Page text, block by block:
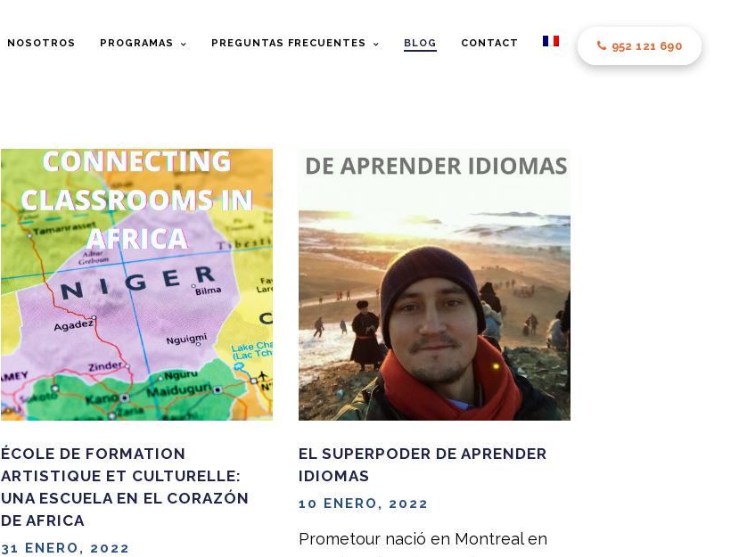
952 121 690
NOSOTROS PROGRAMAS PREGUNTAS FRECUENTES BLOG CONTACT
ÉCOLE DE FORMATION
ARTISTIQUE ET CULTURELLE:
UNA ESCUELA EN EL CORAZÓN
DE AFRICA
31 ENERO, 2022
EL SUPERPODER DE APRENDER
IDIOMAS
10 ENERO, 2022
Prometour nació en Montreal en